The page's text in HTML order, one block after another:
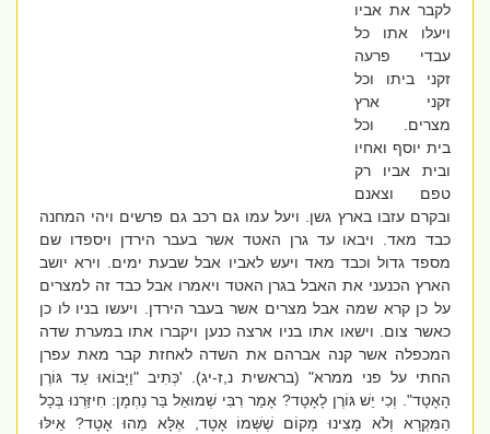
לקבר את אביו
ויעלו אתו כל
עבדי פרעה
זקני ביתו וכל
זקני ארץ
מצרים. וכל
בית יוסף ואחיו
ובית אביו רק
טפם וצאנם
ובקרם עזבו בארץ גשן. ויעל עמו גם רכב גם פרשים ויהי המחנה
כבד מאד. ויבאו עד גרן האטד אשר בעבר הירדן ויספדו שם
מספד גדול וכבד מאד ויעש לאביו אבל שבעת ימים. וירא יושב
הארץ הכנעני את האבל בגרן האטד ויאמרו אבל כבד זה למצרים
על כן קרא שמה אבל מצרים אשר בעבר הירדן. ויעשו בניו לו כן
כאשר צום. וישאו אתו בניו ארצה כנען ויקברו אתו במערת שדה
המכפלה אשר קנה אברהם את השדה לאחזת קבר מאת עפרן
החתי על פני ממרא" (בראשית נ,ז-יג).'כְּתִיב "וַיָּבוֹאוּ עַד גּוֹרֶן
הָאָטָד". וְכִי יֵשׁ גּוֹרֶן לָאָטָד? אָמַר רִבִּי שְׁמוּאֵל בַּר נַחְמָן: חִיזַּרְנוּ בְּכָל
הַמִּקְרָא וְלֹא מָצִינוּ מָקוֹם שֶׁשְּׁמוֹ אָטָד, אֶלָּא מַהוּ אָטָד? אֵילּוּ